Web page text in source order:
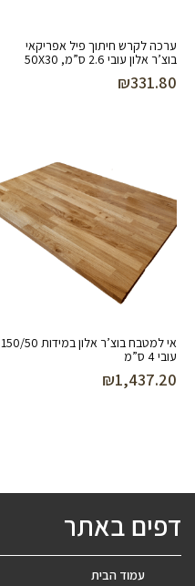
ערכה לקרש חיתוך פיל אפריקאי
בוצ’ר אלון עובי 2.6 ס”מ, 50X30
₪331.80
אי למטבח בוצ’ר אלון במידות 150/50
עובי 4 ס”מ
₪1,437.20
דפים באתר
עמוד הבית